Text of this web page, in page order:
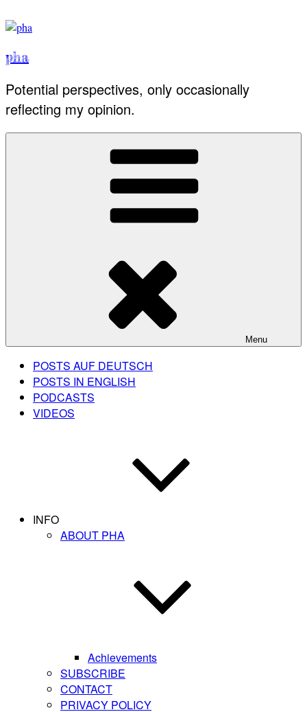
to
pha
Potential perspectives, only occasionally
reflecting my opinion.
Menu
POSTS AUF DEUTSCH
POSTS IN ENGLISH
PODCASTS
VIDEOS
INFO
ABOUT PHA
Achievements
SUBSCRIBE
CONTACT
PRIVACY POLICY